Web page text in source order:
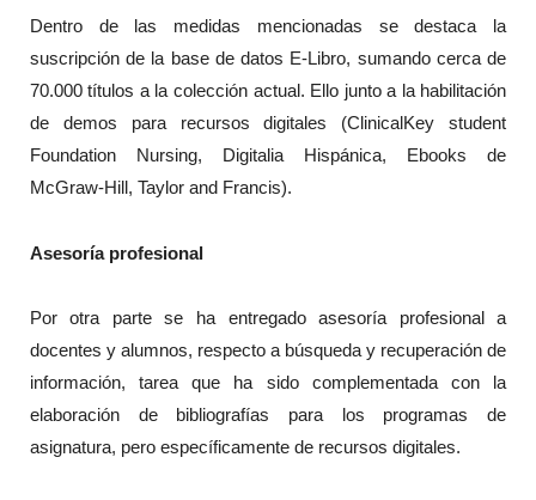
Dentro de las medidas mencionadas se destaca la
suscripción de la base de datos E-Libro, sumando cerca de
70.000 títulos a la colección actual. Ello junto a la habilitación
de demos para recursos digitales (ClinicalKey student
Foundation Nursing, Digitalia Hispánica, Ebooks de
McGraw-Hill, Taylor and Francis).
Asesoría profesional
Por otra parte se ha entregado asesoría profesional a
docentes y alumnos, respecto a búsqueda y recuperación de
información, tarea que ha sido complementada con la
elaboración de bibliografías para los programas de
asignatura, pero específicamente de recursos digitales.